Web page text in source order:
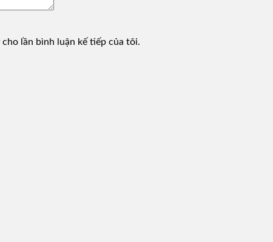
lần bình luận kế tiếp của tôi.